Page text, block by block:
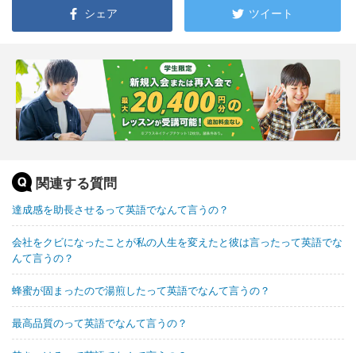
シェア ツイート
関連する質問
達成感を助長させるって英語でなんて言うの？
会社をクビになったことが私の人生を変えたと彼は言ったって英語でな
んて言うの？
蜂蜜が固まったので湯煎したって英語でなんて言うの？
最高品質のって英語でなんて言うの？